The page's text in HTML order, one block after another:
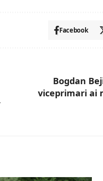
Facebook
Bogdan
viceprimari ai